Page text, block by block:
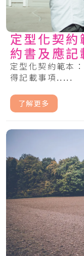
定型化契
約書及應記
定型化契約範本
得記載事項.....
了解更多